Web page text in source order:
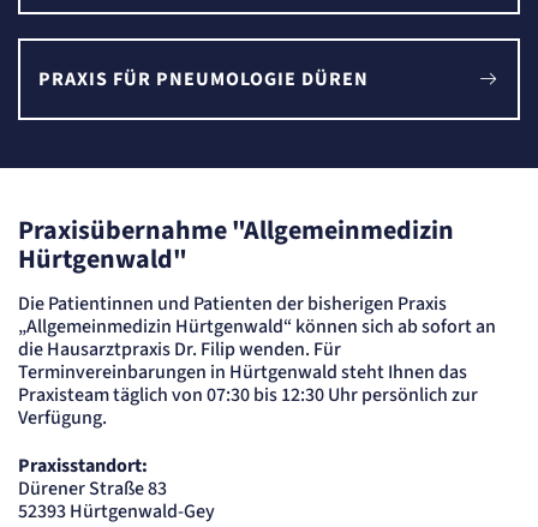
PRAXIS FÜR PNEUMOLOGIE DÜREN
Praxisübernahme "Allgemeinmedizin
Hürtgenwald"
Die Patientinnen und Patienten der bisherigen Praxis
„Allgemeinmedizin Hürtgenwald“ können sich ab sofort an
die Hausarztpraxis Dr. Filip wenden. Für
Terminvereinbarungen in Hürtgenwald steht Ihnen das
Praxisteam täglich von 07:30 bis 12:30 Uhr persönlich zur
Verfügung.
Praxisstandort:
Dürener Straße 83
52393 Hürtgenwald-Gey
Content-Management-System-
Cookie
fe_typo_user
Cookie Laufzeit:
Session
Sitzungs-Cookie
Name:
PHPSESSID
Anbieter:
Artemed SE
Cookie Laufzeit:
Session